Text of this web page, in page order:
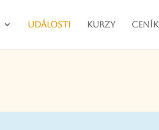
Události Kurzy Ceník